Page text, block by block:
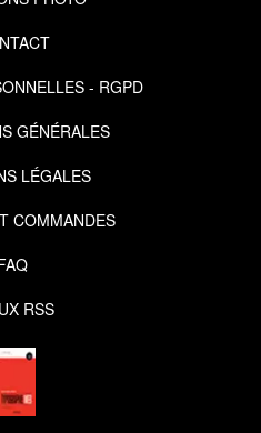
- RGPD
GÉNÉRALES
LÉGALES
COMMANDES
RSS